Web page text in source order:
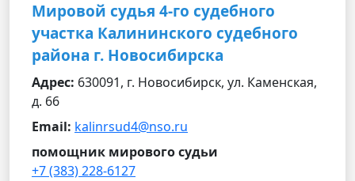
Мировой судья 4-го судебного
участка Калининского судебного
района г. Новосибирска
Адрес: 630091, г. Новосибирск, ул. Каменская,
д. 66
Email: kalinrsud4@nso.ru
помощник мирового судьи
+7 (383) 228-6127